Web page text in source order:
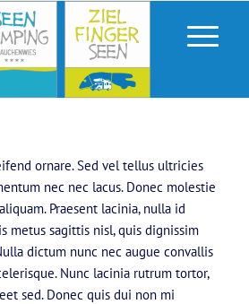
ornare. Sed vel tellus ultricies
nec nec lacus. Donec molestie
Praesent lacinia, nulla id
metus sagittis nisl, quis dignissim
dictum nunc nec augue convallis
Nunc lacinia rutrum tortor,
sed. Donec quis dui non mi